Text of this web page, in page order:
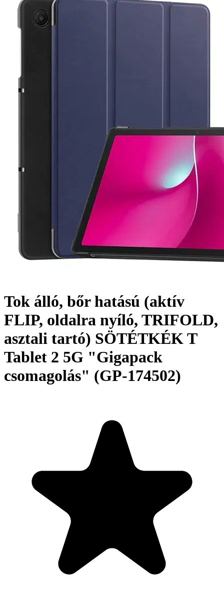
Tok álló, bőr hatású (aktív
FLIP, oldalra nyíló, TRIFOLD,
asztali tartó) SÖTÉTKÉK T
Tablet 2 5G "Gigapack
csomagolás" (GP-174502)